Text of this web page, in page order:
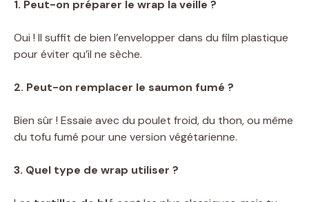
1. Peut-on préparer le wrap la veille ?
Oui ! Il suffit de bien l’envelopper dans du film plastique
pour éviter qu’il ne sèche.
2. Peut-on remplacer le saumon fumé ?
Bien sûr ! Essaie avec du poulet froid, du thon, ou même
du tofu fumé pour une version végétarienne.
3. Quel type de wrap utiliser ?